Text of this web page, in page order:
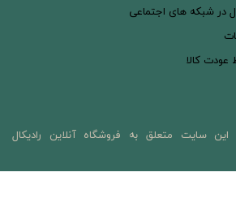
سایت متعلق به فروشگاه آنلاین رادیکال
در شبکه های اجتماعی
عودت کالا